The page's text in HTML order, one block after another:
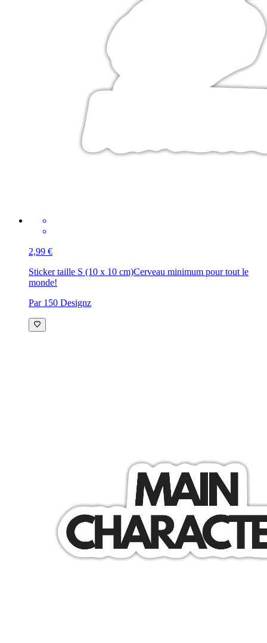
2,99 €
Sticker taille S (10 x 10 cm)Cerveau minimum pour tout le
monde!
Par 150 Designz